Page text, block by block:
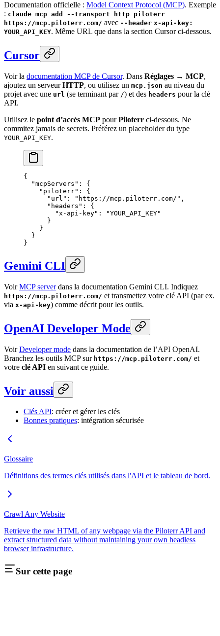
Documentation officielle : Model Context Protocol (MCP). Exemple
: claude mcp add --transport http piloterr
https://mcp.piloterr.com/ avec --header x-api-key:
YOUR_API_KEY. Même URL que dans la section Cursor ci-dessous.
Cursor
Voir la documentation MCP de Cursor. Dans Réglages → MCP,
ajoutez un serveurHTTP, ou utilisez un mcp.json au niveau du
projet avec une url (se terminant par /) et des headers pour la clé
API.
Utilisez le point d’accès MCP pourPiloterr ci-dessous. Ne
commitez jamais de secrets. Préférez un placeholder du type
YOUR_API_KEY.
{
  "mcpServers"
: {
    "piloterr"
: {
      "url"
: "https://mcp.piloterr.com/" ,
      "headers"
: {
        "x-api-key"
:
"YOUR_API_KEY"
      }
    }
  }
}
Gemini CLI
VoirMCP serverdans la documentation Gemini CLI. Indiquez
https://mcp.piloterr.com/ et transmettez votre clé API (par ex.
via x-api-key) comme décrit pour les outils.
OpenAI Developer Mode
VoirDeveloper mode dans la documentation de l’API OpenAI.
Branchez les outils MCP sur https://mcp.piloterr.com/ et
votre clé API en suivant ce guide.
Voir aussi
Clés API: créer et gérer les clés
Bonnes pratiques: intégration sécurisée
Glossaire
Définitions des termes clés utilisés dans l'API et le tableau de bord.
Crawl Any Website
Retrieve the raw HTML of any webpage via the Piloterr API and
extract structured data without maintaining your own headless
browser infrastructure.
Sur cette page